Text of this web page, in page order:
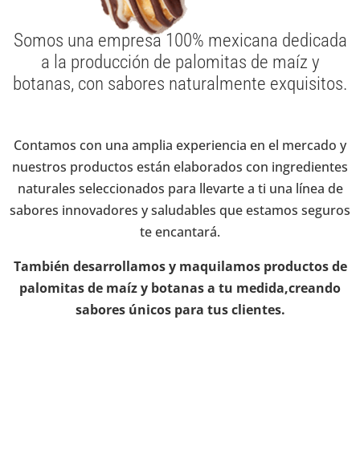
Somos una empresa 100% mexicana dedicada
a la producción de palomitas de maíz y
botanas, con sabores naturalmente exquisitos.
Contamos con una amplia experiencia en el mercado y
nuestros productos están elaborados con ingredientes
naturales seleccionados para llevarte a ti una línea de
sabores innovadores y saludables que estamos seguros
te encantará.
También desarrollamos y maquilamos productos de
palomitas de maíz y botanas a tu medida,creando
sabores únicos para tus clientes.